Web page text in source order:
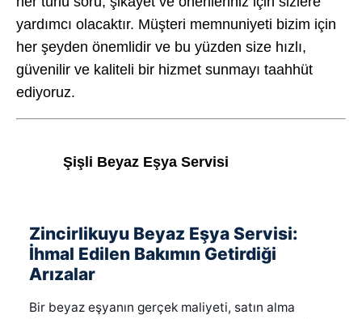
yardımcı olacaktır. Müşteri memnuniyeti bizim için
her şeyden önemlidir ve bu yüzden size hızlı,
güvenilir ve kaliteli bir hizmet sunmayı taahhüt
ediyoruz.
Şişli Beyaz Eşya Servisi
Zincirlikuyu Beyaz Eşya Servisi:
İhmal Edilen Bakımın Getirdiği
Arızalar
Bir beyaz eşyanın gerçek maliyeti, satın alma